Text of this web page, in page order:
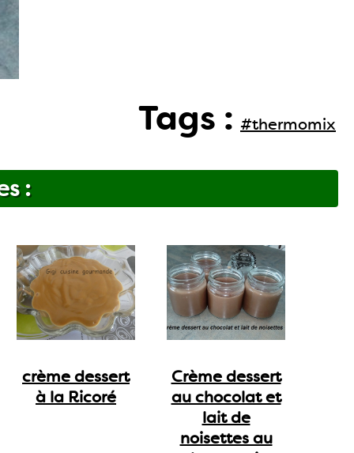
Tags : #thermomix
:
crème dessert
à la Ricoré
Crème dessert
au chocolat et
lait de
noisettes au